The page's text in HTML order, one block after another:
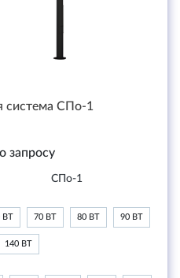
система СПо-1
запросу
СПо-1
ВТ 70 ВТ 80 ВТ 90 ВТ
140 ВТ